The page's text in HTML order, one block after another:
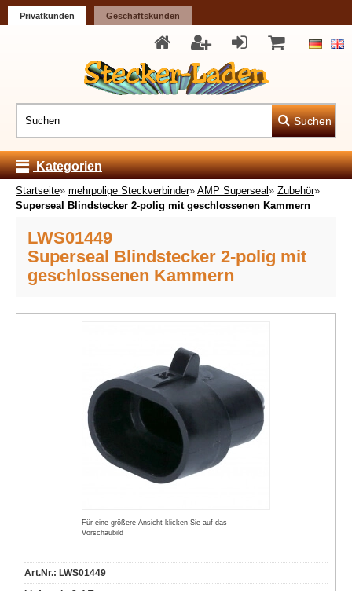
Privatkunden Geschäftskunden
Suchen
Kategorien
Startseite» mehrpolige Steckverbinder» AMP Superseal» Zubehör»
Superseal Blindstecker 2-polig mit geschlossenen Kammern
LWS01449
Superseal Blindstecker 2-polig mit
geschlossenen Kammern
Für eine größere Ansicht klicken Sie auf das
Vorschaubild
Art.Nr.: LWS01449